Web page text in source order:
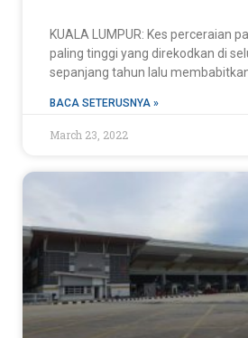
KUALA LUMPUR: Kes perceraian
paling tinggi yang direkodkan di
sepanjang tahun lalu
BACA SETERUSNYA »
March 23, 2022